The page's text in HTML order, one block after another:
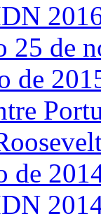
25 de
de
de